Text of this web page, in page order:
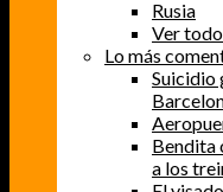
Rusia
Ver
Lo más
Suicidio
Bendita
a los